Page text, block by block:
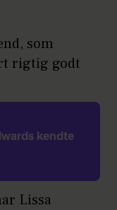
som
rigtig godt
kendte
Lissa